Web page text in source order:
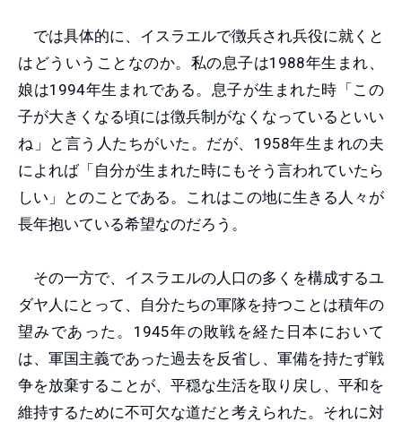
では具体的に、イスラエルで徴兵され兵役に就くと
はどういうことなのか。私の息子は1988年生まれ、
娘は1994年生まれである。息子が生まれた時「この
子が大きくなる頃には徴兵制がなくなっているといい
ね」と言う人たちがいた。だが、1958年生まれの夫
によれば「自分が生まれた時にもそう言われていたら
しい」とのことである。これはこの地に生きる人々が
長年抱いている希望なのだろう。
その一方で、イスラエルの人口の多くを構成するユ
ダヤ人にとって、自分たちの軍隊を持つことは積年の
望みであった。1945年の敗戦を経た日本において
は、軍国主義であった過去を反省し、軍備を持たず戦
争を放棄することが、平穏な生活を取り戻し、平和を
維持するために不可欠な道だと考えられた。それに対